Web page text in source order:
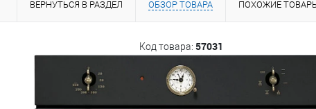
ВЕРНУТЬСЯ В РАЗДЕЛ ОБЗОР ТОВАРА ПОХОЖИЕ
Код товара: 57031